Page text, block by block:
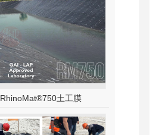
RhinoMat®750土工膜